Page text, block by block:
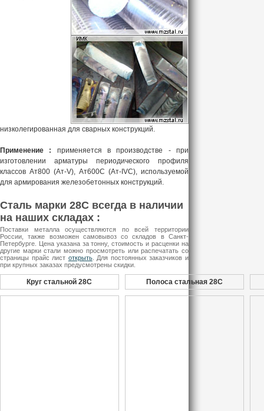
низколегированная для сварных конструкций.
Применение : применяется в производстве - при
изготовлении арматуры периодического профиля
классов Ат800 (Ат-V), Ат600С (Ат-IVС), используемой
для армирования железобетонных конструкций.
Сталь марки 28С всегда в наличии
на наших складах :
Поставки металла осуществляются по всей территории
России, также возможен самовывоз со складов в Санкт-
Петербурге. Цена указана за тонну, стоимость и расценки на
другие марки стали можно просмотреть или распечатать со
страницы прайс лист открыть. Для постоянных заказчиков и
при крупных заказах предусмотрены скидки.
Круг стальной 28С Полоса стальная 28С